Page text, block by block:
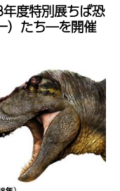
度特別展ちば恐
）たち―を開催